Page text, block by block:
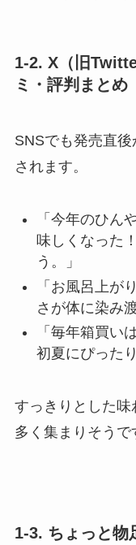
1-2. X（旧
ミ・評判まとめ
SNSでも発売直
されます。
「今年のひん
味しくなった
う。」
「お風呂上が
さが体に染み
「毎年箱買い
初夏にぴった
すっきりとした
多く集まりそうで
1-3. ちょっと物